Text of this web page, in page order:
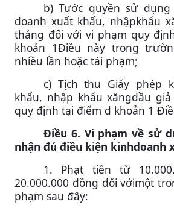
b) Tước quyền sử
doanh xuất khẩu, nhậpkhẩu
tháng đối với vi phạm quy
khoản 1Điều này trong
nhiều lần hoặc tái phạm;
c) Tịch thu Giấy phép
khẩu, nhập khẩu xăngdầu
quy định tại điểm d khoản 1
Điều 6. Vi phạm về sử
nhận đủ điều kiện kinhdoanh
1. Phạt tiền từ
20.000.000 đồng đối vớimột
phạm sau đây: